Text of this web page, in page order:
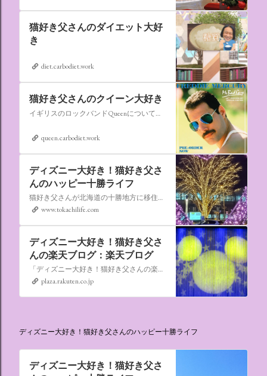
猫好き父さんのダイエット大好
き
diet.carbodiet.work
猫好き父さんのクイーン大好き
イギリスのロックバンドQueenについての情報をアップします。
queen.carbodiet.work
ディズニー大好き！猫好き父さ
んのハッピー十勝ライフ
猫好き父さんが北海道の十勝地方に移住しました。なれない北海道の暮らしについてお伝えします。
www.tokachilife.com
ディズニー大好き！猫好き父さ
んの楽天ブログ：楽天ブログ
「ディズニー大好き！猫好き父さんの楽天ブログ」にようこそ！ いろんなブログサービスが廃止になるなか満を持して楽天ブログをはじめようと思います。 よろしくお願いいたします。
plaza.rakuten.co.jp
ディズニー大好き！猫好き父さんのハッピー十勝ライフ
ディズニー大好き！猫好き父さ